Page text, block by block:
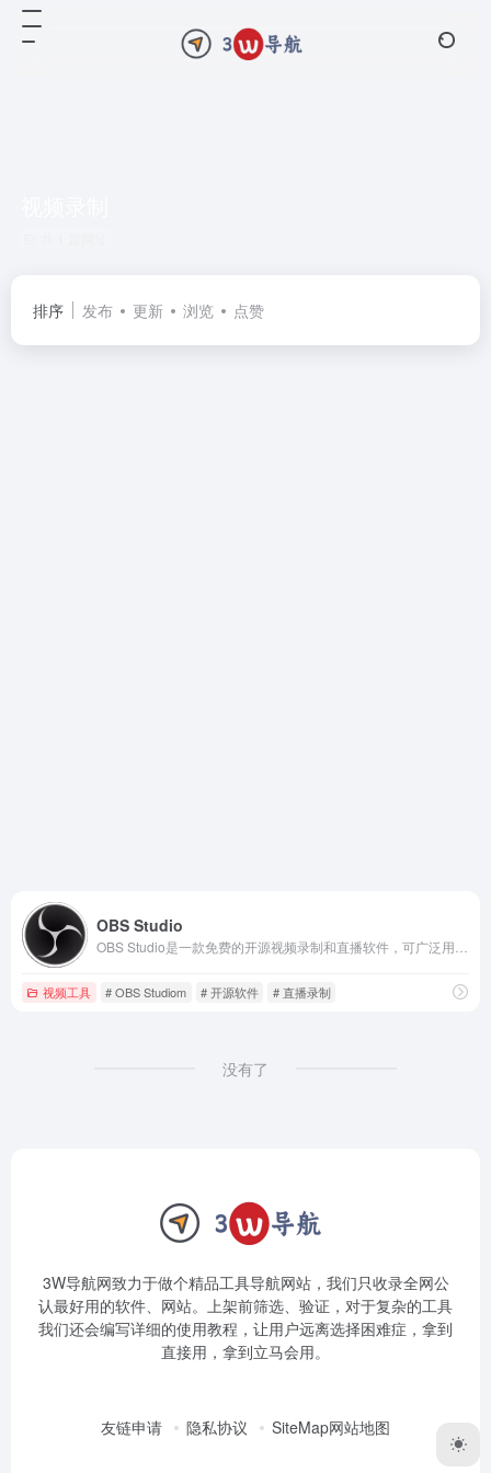
排序 发布 更新 浏览 点赞
OBS Studio
视频工具 # OBS Studiom # 开源软件 # 直播录制
没有了
3W导航网致力于做个精品工具导航网站，我们只收录全网公
认最好用的软件、网站。上架前筛选、验证，对于复杂的工具
我们还会编写详细的使用教程，让用户远离选择困难症，拿到
直接用，拿到立马会用。
友链申请 隐私协议 SiteMap网站地图